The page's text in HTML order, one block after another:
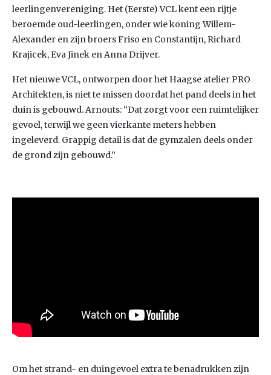
leerlingenvereniging. Het (Eerste) VCL kent een rijtje
beroemde oud-leerlingen, onder wie koning Willem-
Alexander en zijn broers Friso en Constantijn, Richard
Krajicek, Eva Jinek en Anna Drijver.
Het nieuwe VCL, ontworpen door het Haagse atelier PRO
Architekten, is niet te missen doordat het pand deels in het
duin is gebouwd. Arnouts: “Dat zorgt voor een ruimtelijker
gevoel, terwijl we geen vierkante meters hebben
ingeleverd. Grappig detail is dat de gymzalen deels onder
de grond zijn gebouwd.”
Om het strand- en duingevoel extra te benadrukken zijn